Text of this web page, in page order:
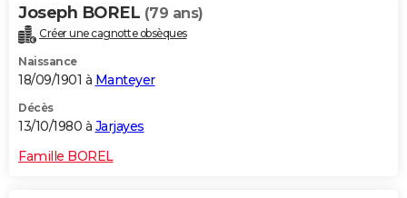
Joseph BOREL (79 ans)
Créer une cagnotte obsèques
Naissance
18/09/1901 à Manteyer
Décès
13/10/1980 à Jarjayes
Famille BOREL